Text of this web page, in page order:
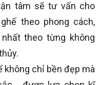
tâm sẽ tư vấn cho
theo phong cách,
theo từng không
không chỉ bền đẹp mà